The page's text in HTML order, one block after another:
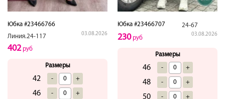
Юбка #23466766
Линия.24-117
03.08.2026
402руб
Размеры
42 - +
46 - +
Юбка #23466707 24-67
03.08.2026
230руб
Размеры
46 - +
48 - +
50 - +